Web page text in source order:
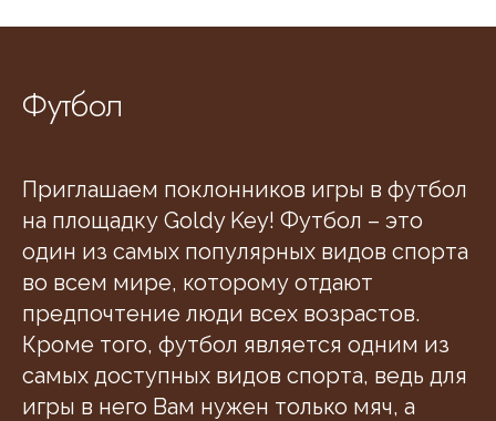
Футбол
Приглашаем поклонников игры в футбол
на площадку Goldy Key! Футбол – это
один из самых популярных видов спорта
во всем мире, которому отдают
предпочтение люди всех возрастов.
Кроме того, футбол является одним из
самых доступных видов спорта, ведь для
игры в него Вам нужен только мяч, а